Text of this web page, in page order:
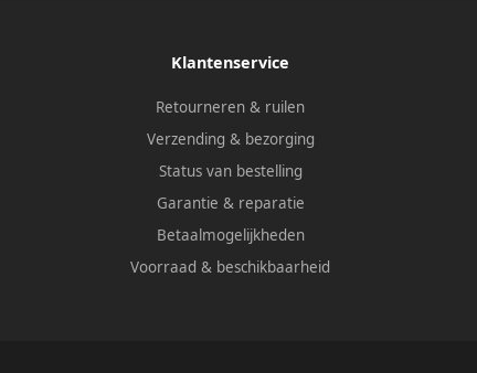
Klantenservice
Retourneren & ruilen
Verzending & bezorging
Status van bestelling
Garantie & reparatie
Betaalmogelijkheden
Voorraad & beschikbaarheid